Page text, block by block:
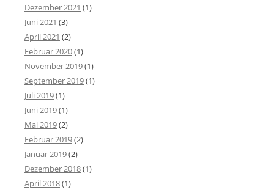
Dezember 2021 (1)
Juni 2021 (3)
April 2021 (2)
Februar 2020(1)
November 2019(1)
September 2019(1)
Juli 2019(1)
Juni 2019(1)
Mai 2019(2)
Februar 2019(2)
Januar 2019(2)
Dezember 2018(1)
April 2018(1)